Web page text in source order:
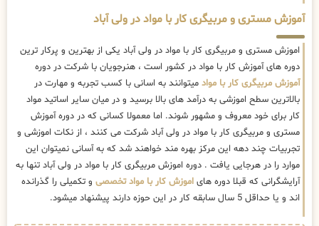
آموزش مستری و مربیگری کار با مواد در ولی آباد
اموزش مستری و مربیگری کار با مواد در ولی آباد یکی از بهترین و پرکار ترین
دوره های آموزش کار با مواد در کشور است ، هنرجویان با شرکت در دوره
آموزش مربیگری کار با مواد میتوانند به اسانی با کسب تجربه و مهارت در
بالاترین سطح اموزشی به درآمد های بالا برسید و در میان سایر اساتید مواد
کار برای خود معروف و مشهور شوند. اما معمولا کسانی که در دوره آموزش
مستری و مربیگری کار با مواد در ولی آباد شرکت می کنند ، از نکات اموزشی و
تجربیات چند دهه این مرکز بهره مند خواهند شد که به آسانی نمیتوان این
موارد را در هرجایی یافت . دوره اموزش مربیگری کار با مواد در ولی آباد تنها به
آرایشگرانی که قبلا دوره های اموزش کار با مواد تخصصی و تکمیلی را گذرانده
اند و یا حداقل 5 سال سابقه کار در این حوزه دارند پیشنهاد میشود.